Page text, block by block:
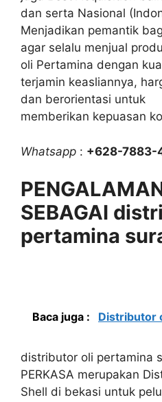
dan serta Nasional
Menjadikan pemantik
agar selalu menjual
oli Pertamina dengan
terjamin keasliannya,
dan berorientasi untuk
memberikan kepuasan
Whatsapp : +628-
SEBAGAI
pertamina
Baca juga : Distributor
distributor oli pertamina
PERKASA merupakan
Shell di bekasi untuk